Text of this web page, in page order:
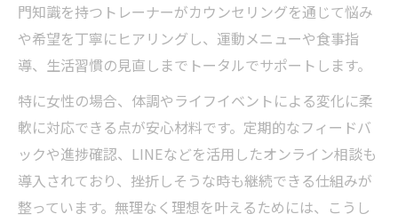
門知識を持つトレーナーがカウンセリングを通じて悩み
や希望を丁寧にヒアリングし、運動メニューや食事指
導、生活習慣の見直しまでトータルでサポートします。
特に女性の場合、体調やライフイベントによる変化に柔
軟に対応できる点が安心材料です。定期的なフィードバ
ックや進捗確認、LINEなどを活用したオンライン相談も
導入されており、挫折しそうな時も継続できる仕組みが
整っています。無理なく理想を叶えるためには、こうし